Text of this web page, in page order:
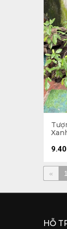
(cm)
« 1
HỖ